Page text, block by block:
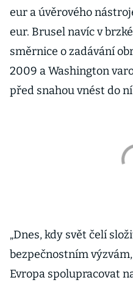
eur a úvěrového
eur. Brusel navíc v
směrnice o zadávání
2009 a Washington
před snahou vnést do
„Dnes, kdy svět čelí
bezpečnostním
Evropa spolupracovat